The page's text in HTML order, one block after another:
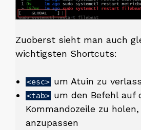
Zuoberst sieht man auch
wichtigsten Shortcuts:
<esc> um Atuin zu
<tab> um den Befehl auf
Kommandozeile zu
anzupassen